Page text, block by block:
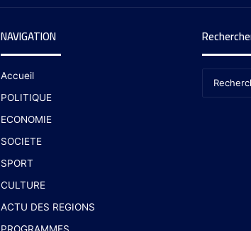
NAVIGATION
Accueil
POLITIQUE
ECONOMIE
SOCIETE
SPORT
CULTURE
ACTU DES REGIONS